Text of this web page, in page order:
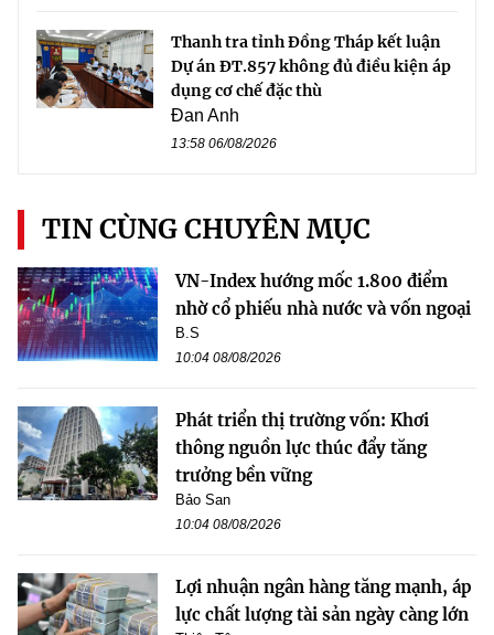
Thanh tra tỉnh Đồng Tháp kết luận
Dự án ĐT.857 không đủ điều kiện áp
dụng cơ chế đặc thù
Đan Anh
13:58 06/08/2026
TIN CÙNG CHUYÊN MỤC
VN-Index hướng mốc 1.800 điểm
nhờ cổ phiếu nhà nước và vốn ngoại
B.S
10:04 08/08/2026
Phát triển thị trường vốn: Khơi
thông nguồn lực thúc đẩy tăng
trưởng bền vững
Bảo San
10:04 08/08/2026
Lợi nhuận ngân hàng tăng mạnh, áp
lực chất lượng tài sản ngày càng lớn